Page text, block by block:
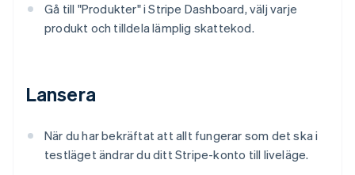
Gå till "Produkter" i Stripe Dashboard, välj varje
produkt och tilldela lämplig skattekod.
Lansera
När du har bekräftat att allt fungerar som det ska i
testläget ändrar du ditt Stripe-konto till liveläge.